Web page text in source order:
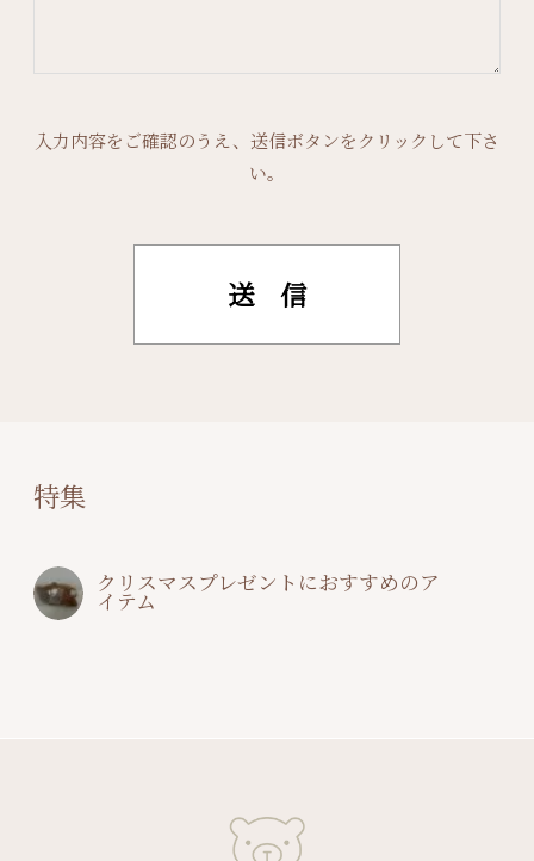
入力内容をご確認のうえ、送信ボタンをクリックして下さ
い。
特集
クリスマスプレゼントにおすすめのア
イテム